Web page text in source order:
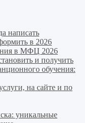
написать
в 2026
в МФЦ 2026
и получить
обучения:
на сайте и по
уникальные